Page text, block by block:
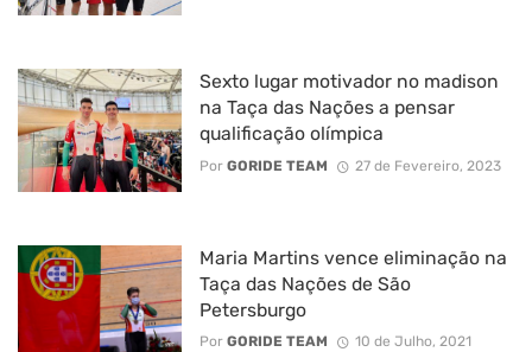
Sexto lugar motivador no madison
na Taça das Nações a pensar
qualificação olímpica
Por GORIDE TEAM 27 de Fevereiro, 2023
Maria Martins vence eliminação na
Taça das Nações de São
Petersburgo
Por GORIDE TEAM 10 de Julho, 2021